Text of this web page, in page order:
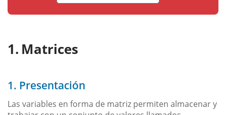
Matrices
1. Presentación
Las variables en forma de matriz permiten almacenar y